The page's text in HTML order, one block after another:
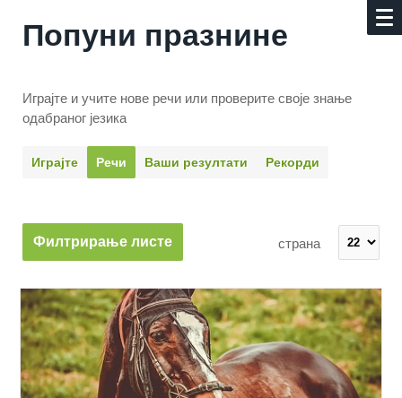
Попуни празнине
Играјте и учите нове речи или проверите своје знање
одабраног језика
Играјте Речи Ваши резултати Рекорди
Филтрирање листе страна